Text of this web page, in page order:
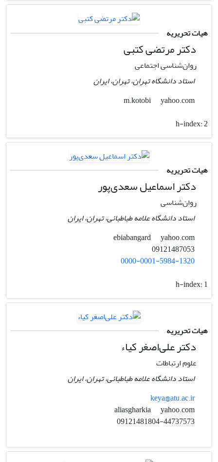
هیات تحریریه
دکتر مرتضی کتبی
روان‌شناسی اجتماعی
استاد دانشگاه تهران، تهران، ایران
yahoo.com
h-index:2
هیات تحریریه
دکتر اسماعیل سعدی‌پور
روان‌شناسی
استاد دانشگاه علامه طباطبائی، تهران، ایران
yahoo.com
0000-0001-5984-1320
h-index:1
هیات تحریریه
دکتر علی‌اصغر کیاء
علوم ارتباطات
استاد دانشگاه علامه طباطبائی، تهران، ایران
keya@atu.ac.ir
yahoo.com